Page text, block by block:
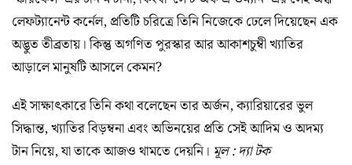
লেফট্যানেন্ট কর্নেল, প্রতিটি চরিত্রে তিনি নিজেকে ঢেলে দিয়েছেন এক
অদ্ভুত তীব্রতায়। কিন্তু অগণিত পুরস্কার আর আকাশচুম্বী খ্যাতির
আড়ালে মানুষটি আসলে কেমন?
এই সাক্ষাৎকারে তিনি কথা বলেছেন তার অর্জন, ক্যারিয়ারের ভুল
সিদ্ধান্ত, খ্যাতির বিড়ম্বনা এবং অভিনয়ের প্রতি সেই আদিম ও অদম্য
টান নিয়ে, যা তাকে আজও থামতে দেয়নি। মূল : দ্যা টক